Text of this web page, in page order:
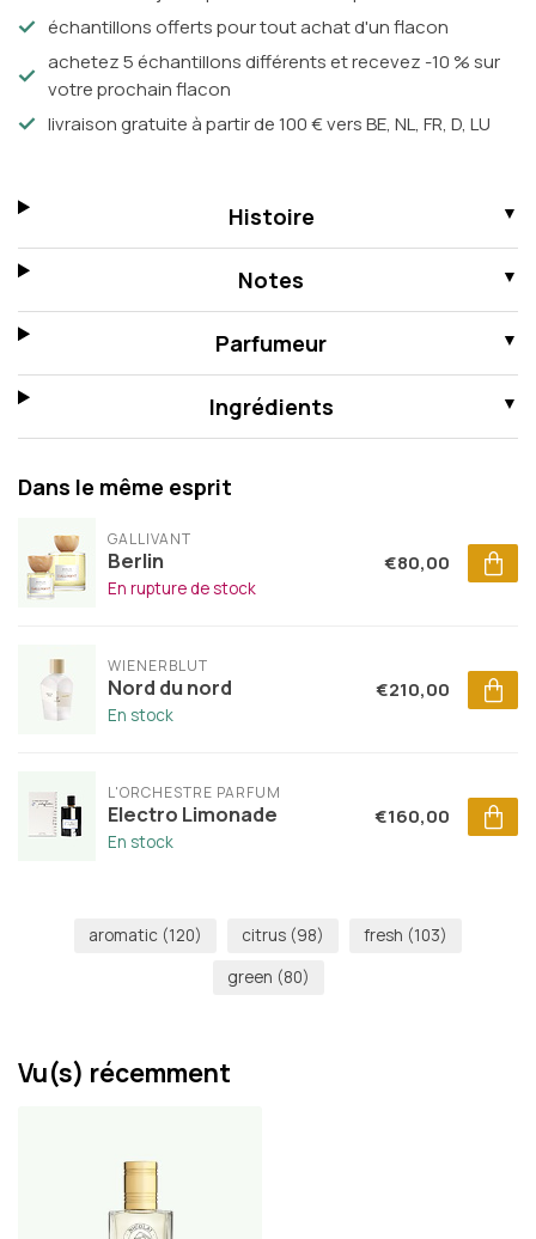
échantillons offerts pour tout achat d'un flacon
achetez 5 échantillons différents et recevez -10 % sur
votre prochain flacon
livraison gratuite à partir de 100 € vers BE, NL, FR, D, LU
Histoire
Notes
Parfumeur
Ingrédients
Dans le même esprit
GALLIVANT
Berlin
En rupture de stock
€80,00
WIENERBLUT
Nord du nord
En stock
€210,00
L'ORCHESTRE PARFUM
Electro Limonade
En stock
€160,00
aromatic (120) citrus (98) fresh (103)
green (80)
Vu(s) récemment